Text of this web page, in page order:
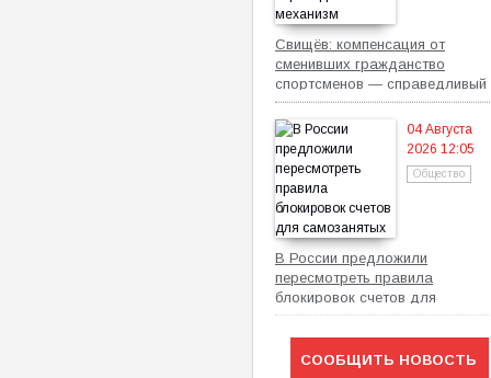
Свищёв: компенсация от
сменивших гражданство
спортсменов — справедливый
механизм
04 Августа
2026 12:05
Общество
В России предложили
пересмотреть правила
блокировок счетов для
самозанятых
СООБЩИТЬ НОВОСТЬ